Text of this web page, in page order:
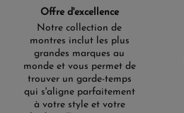
Offre d'excellence
Notre collection de
montres inclut les plus
grandes marques au
monde et vous permet de
trouver un garde-temps
qui s'aligne parfaitement
à votre style et votre